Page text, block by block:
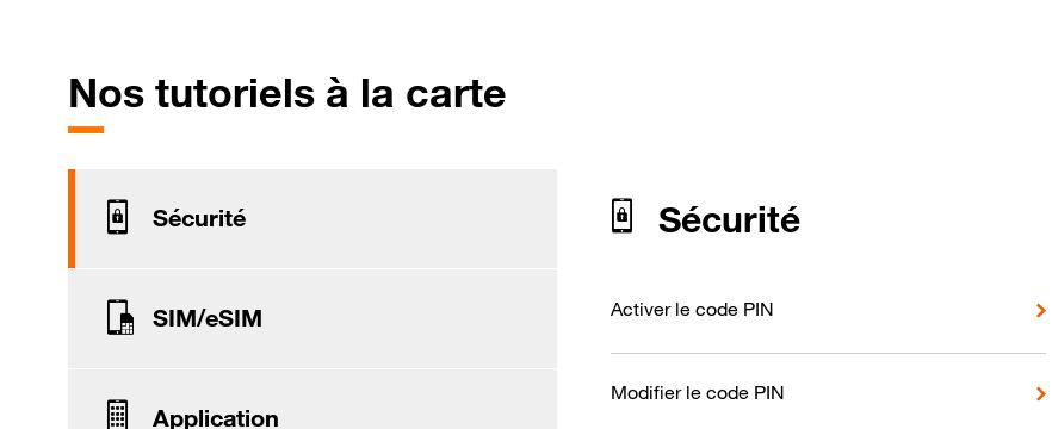
Nos tutoriels à la carte
Sécurité
SIM/eSIM
Application
Sécurité
Activer le code PIN
Modifier le code PIN